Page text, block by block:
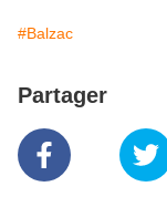
#Balzac
Partager